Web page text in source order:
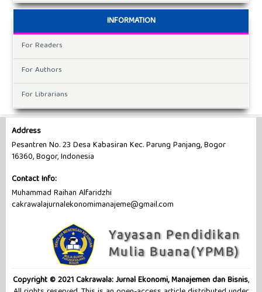
INFORMATION
For Readers
For Authors
For Librarians
Address
Pesantren No. 23 Desa Kabasiran Kec. Parung Panjang, Bogor
16360, Bogor, Indonesia
Contact Info:
Muhammad Raihan Alfaridzhi
cakrawalajurnalekonomimanajeme@gmail.com
Copyright © 2021 Cakrawala: Jurnal Ekonomi, Manajemen dan Bisnis,